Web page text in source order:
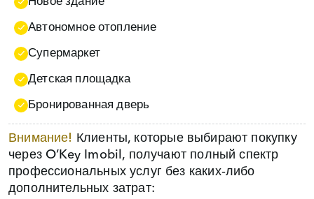
Автономное отопление
Супермаркет
Детская площадка
Бронированная дверь
Внимание!
Клиенты, которые выбирают покупку
через O’Key Imobil, получают полный спектр
профессиональных услуг без каких‑либо
дополнительных затрат: